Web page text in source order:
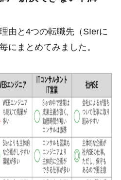
由と4つの転職先（SIerに
にまとめてみました。